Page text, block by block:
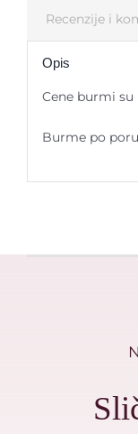
Recenzije i
Opis
Cene burmi su
Burme po